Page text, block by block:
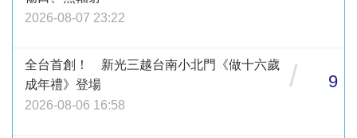
2026-08-07 23:22
全台首創！ 新光三越台南小北門《做十六歲
成年禮》登場
2026-08-06 16:58
/ 9